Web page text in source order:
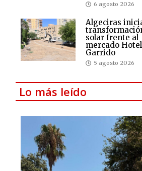
6 agosto 2026
Algeciras
solar frente al
mercado Hotel
Garrido
5 agosto 2026
Lo más leído